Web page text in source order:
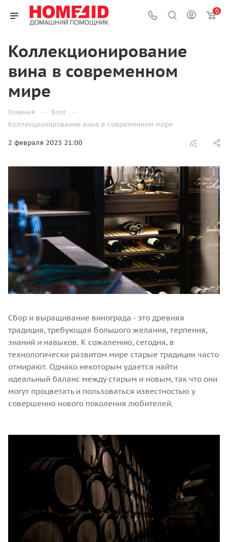
0
Коллекционирование
вина в современном
мире
Главная — Блог —
Коллекционирование вина в современном мире
2 февраля 2025 21:00
Сбор и выращивание винограда - это древняя
традиция, требующая большого желания, терпения,
знаний и навыков. К сожалению, сегодня, в
технологически развитом мире старые традиции часто
отмирают. Однако некоторым удается найти
идеальный баланс между старым и новым, так что они
могут процветать и пользоваться известностью у
совершенно нового поколения любителей.